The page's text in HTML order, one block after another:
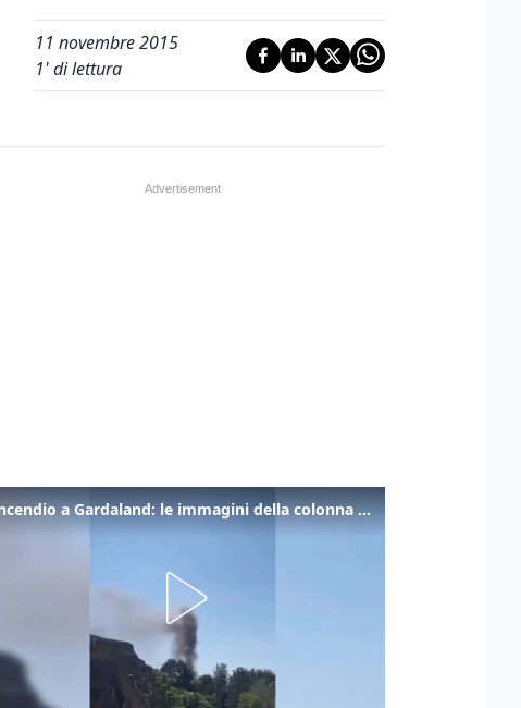
11 novembre 2015
1' di lettura
Incendio a Gardaland: le immagini della colonna di fumo